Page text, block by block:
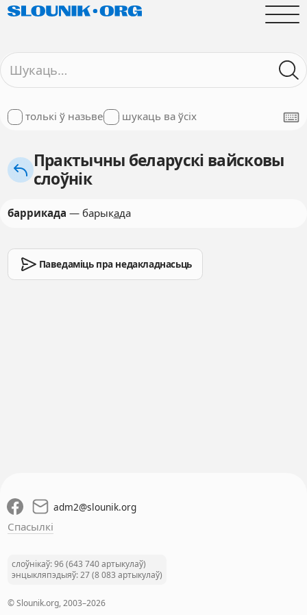
толькі ў назьве шукаць ва ўсіх
Практычны беларускі вайсковы
слоўнік
баррикада — барыкада
Паведаміць пра недакладнасьць
adm2@slounik.org
Спасылкі
слоўнікаў: 96 (643 740 артыкулаў)
энцыкляпэдыяў: 27 (8 083 артыкулаў)
© Slounik.org, 2003–2026